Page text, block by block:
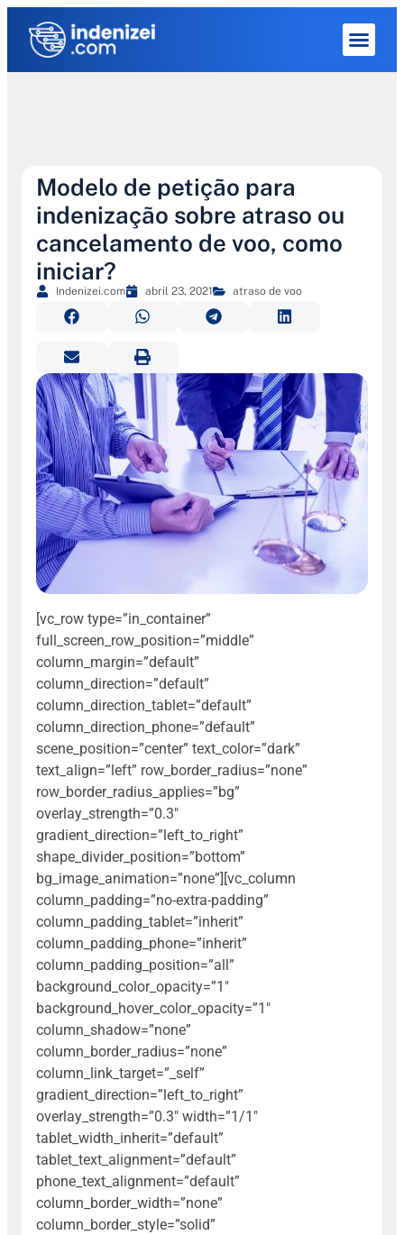
Modelo de petição para
indenização sobre atraso ou
cancelamento de voo, como
iniciar?
Indenizei.com abril 23, 2021 atraso de voo
[vc_row type=”in_container”
full_screen_row_position=”middle”
column_margin=”default”
column_direction=”default”
column_direction_tablet=”default”
column_direction_phone=”default”
scene_position=”center” text_color=”dark”
text_align=”left” row_border_radius=”none”
row_border_radius_applies=”bg”
overlay_strength=”0.3″
gradient_direction=”left_to_right”
shape_divider_position=”bottom”
bg_image_animation=”none”][vc_column
column_padding=”no-extra-padding”
column_padding_tablet=”inherit”
column_padding_phone=”inherit”
column_padding_position=”all”
background_color_opacity=”1″
background_hover_color_opacity=”1″
column_shadow=”none”
column_border_radius=”none”
column_link_target=”_self”
gradient_direction=”left_to_right”
overlay_strength=”0.3″ width=”1/1″
tablet_width_inherit=”default”
tablet_text_alignment=”default”
phone_text_alignment=”default”
column_border_width=”none”
column_border_style=”solid”